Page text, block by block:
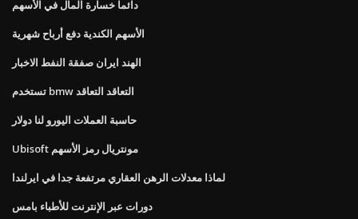
دائما خسارة المال في الأسهم
الأسهم الكندية دفع أرباح شهرية
الهند ايران صفقة النفط الاخبار
تستخدم bmw التعاقد التعاقد
حاسبة العملات اليورو لنا دولار
Ubisoft مونتريال رمز الأسهم
لماذا معدلات الرهن العقاري مرتفعة جدا في ايرلندا
دورات عبر الإنترنت للأطباء بامس